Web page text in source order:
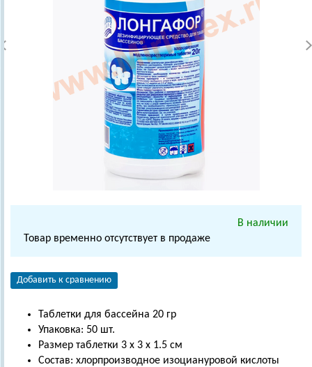
В наличии
Товар временно отсутствует в продаже
Добавить к сравнению
Таблетки для бассейна 20 гр
Упаковка: 50 шт.
Размер таблетки 3 х 3 х 1.5 см
Состав: хлорпроизводное изоциануровой кислоты